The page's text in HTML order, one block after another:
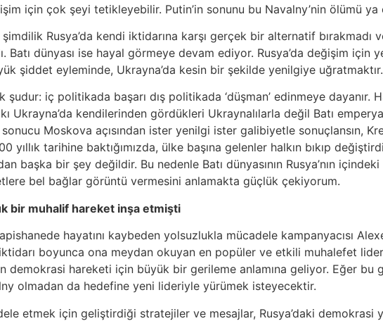
için çok şeyi tetikleyebilir. Putin’in sonunu bu Navalny’nin ölümü
Rusya’da kendi iktidarına karşı gerçek bir alternatif bırakmadı
dünyası ise hayal görmeye devam ediyor. Rusya’da değişim için
şiddet eyleminde, Ukrayna’da kesin bir şekilde yenilgiye uğratmaktır.
iç politikada başarı dış politikada ‘düşman’ edinmeye dayanır.
Ukrayna’da kendilerinden gördükleri Ukraynalılarla değil Batı
sonucu Moskova açısından ister yenilgi ister galibiyetle sonuçlansın,
yıllık tarihine baktığımızda, ülke başına gelenler halkın bıkıp
başka bir şey değildir. Bu nedenle Batı dünyasının Rusya’nın
bel bağlar görüntü vermesini anlamakta güçlük çekiyorum.
bir muhalif hareket inşa etmişti
hayatını kaybeden yolsuzlukla mücadele kampanyacısı
iktidarı boyunca ona meydan okuyan en popüler ve etkili muhalefet
demokrasi hareketi için büyük bir gerileme anlamına geliyor. Eğer
olmadan da hedefine yeni lideriyle yürümek isteyecektir.
etmek için geliştirdiği stratejiler ve mesajlar, Rusya’daki demokrasi